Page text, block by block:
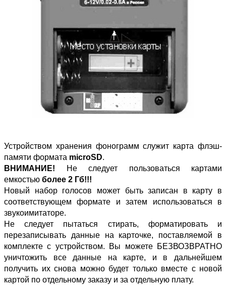
Устройством хранения фонограмм служит карта флэш-
памяти формата microSD.
ВНИМАНИЕ! Не следует пользоваться картами
емкостью более 2 Гб!!!
Новый набор голосов может быть записан в карту в
соответствующем формате и затем использоваться в
звукоимитаторе.
Не следует пытаться стирать, форматировать и
перезаписывать данные на карточке, поставляемой в
комплекте с устройством. Вы можете БЕЗВОЗВРАТНО
уничтожить все данные на карте, и в дальнейшем
получить их снова можно будет только вместе с новой
картой по отдельному заказу и за отдельную плату.